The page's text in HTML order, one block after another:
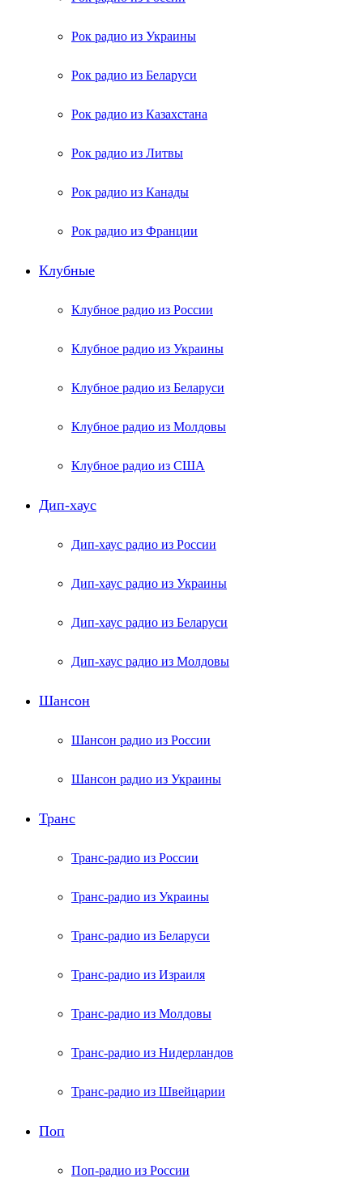
Рок радио из Украины
Рок радио из Беларуси
Рок радио из Казахстана
Рок радио из Литвы
Рок радио из Канады
Рок радио из Франции
Клубные
Клубное радио из России
Клубное радио из Украины
Клубное радио из Беларуси
Клубное радио из Молдовы
Клубное радио из США
Дип-хаус
Дип-хаус радио из России
Дип-хаус радио из Украины
Дип-хаус радио из Беларуси
Дип-хаус радио из Молдовы
Шансон
Шансон радио из России
Шансон радио из Украины
Транс
Транс-радио из России
Транс-радио из Украины
Транс-радио из Беларуси
Транс-радио из Израиля
Транс-радио из Молдовы
Транс-радио из Нидерландов
Транс-радио из Швейцарии
Поп
Поп-радио из России